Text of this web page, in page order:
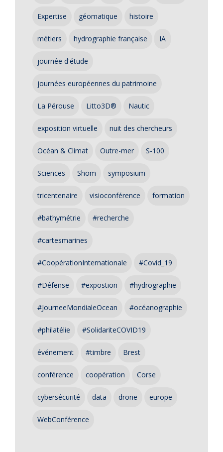
Expertise géomatique histoire
métiers hydrographie française IA
journée d'étude
journées européennes du patrimoine
La Pérouse Litto3D® Nautic
exposition virtuelle nuit des chercheurs
Océan & Climat Outre-mer S-100
Sciences Shom symposium
tricentenaire visioconférence formation
#bathymétrie #recherche
#cartesmarines
#CoopérationInternationale #Covid_19
#Défense #expostion #hydrographie
#JourneeMondialeOcean #océanographie
#philatélie #SolidariteCOVID19
événement #timbre Brest
conférence coopération Corse
cybersécurité data drone europe
WebConférence